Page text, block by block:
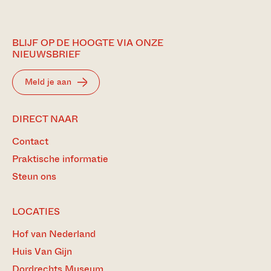
BLIJF OP DE HOOGTE VIA ONZE
NIEUWSBRIEF
Meld je aan
DIRECT NAAR
Contact
Praktische informatie
Steun ons
LOCATIES
Hof van Nederland
Huis Van Gijn